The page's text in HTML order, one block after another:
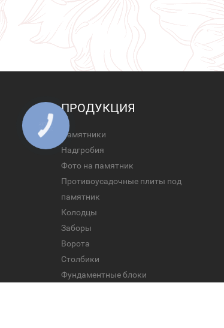
ПРОДУКЦИЯ
Памятники
Надгробия
Фото на памятник
Противоусадочные плиты под
памятник
Колодцы
Заборы
Ворота
Столбики
Фундаментные блоки